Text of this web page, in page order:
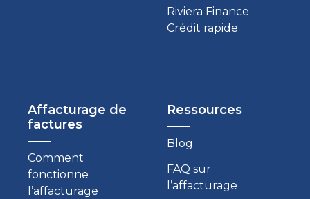
Riviera Finance
Crédit rapide
Affacturage de
factures
Comment
fonctionne
l’affacturage
Ressources
Blog
FAQ sur
l’affacturage